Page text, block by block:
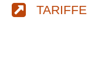
TARIFFE